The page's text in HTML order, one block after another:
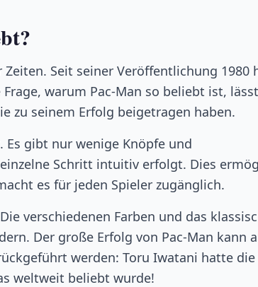
Seit seiner Veröffentlichung 1980
warum Pac-Man so beliebt ist,
zu seinem Erfolg beigetragen haben.
gibt nur wenige Knöpfe und
Schritt intuitiv erfolgt. Dies
es für jeden Spieler zugänglich.
verschiedenen Farben und das
Der große Erfolg von Pac-Man kann
werden: Toru Iwatani hatte die
weltweit beliebt wurde!